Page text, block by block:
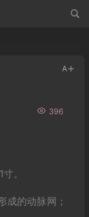
396
。
成的动脉网；